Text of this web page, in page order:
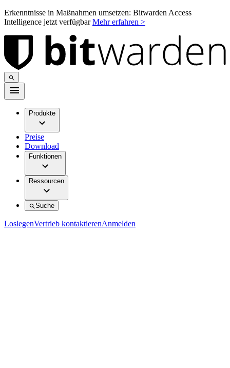
Erkenntnisse in Maßnahmen umsetzen: Bitwarden Access
Intelligence jetzt verfügbarMehr erfahren >
Produkte
Preise
Download
Funktionen
Ressourcen
Suche
LoslegenVertrieb kontaktierenAnmelden